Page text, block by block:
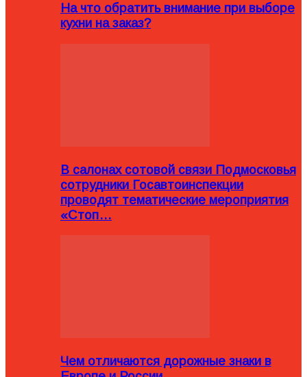
На что обратить внимание при выборе
кухни на заказ?
В салонах сотовой связи Подмосковья
сотрудники Госавтоинспекции
проводят тематические мероприятия
«Стоп…
Чем отличаются дорожные знаки в